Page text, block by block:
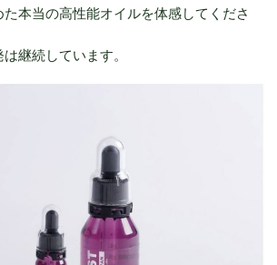
本当の高性能オイルを体感してくださ
継続しています。